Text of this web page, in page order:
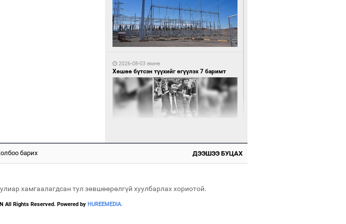
18 цагийн өмнө өмнө
Санхүүгийн хэмнэлтийн горимд эрүүл
мэндийн салбар хамаарахгүй
нээлттэй ил тод болгоно
2026-08-03 өмнө
Хөшөө бүтсэн түүхийг өгүүлэх 7 баримт
Х.Нямбаатар: Ял авсан мань луйварчин
барих ДЭЭШЭЭ БУЦАХ
хамгаалагдсан тул зөвшөөрөлгүй хуулбарлах хориотой.
All Rights Reserved. Powered by HUREEMEDIA.